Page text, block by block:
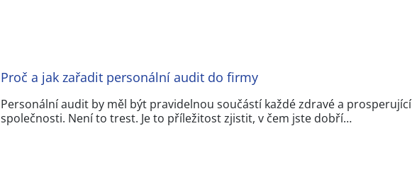
Proč a jak zařadit personální audit do firmy
Personální audit by měl být pravidelnou součástí každé zdravé a prosperující
společnosti. Není to trest. Je to příležitost zjistit, v čem jste dobří…